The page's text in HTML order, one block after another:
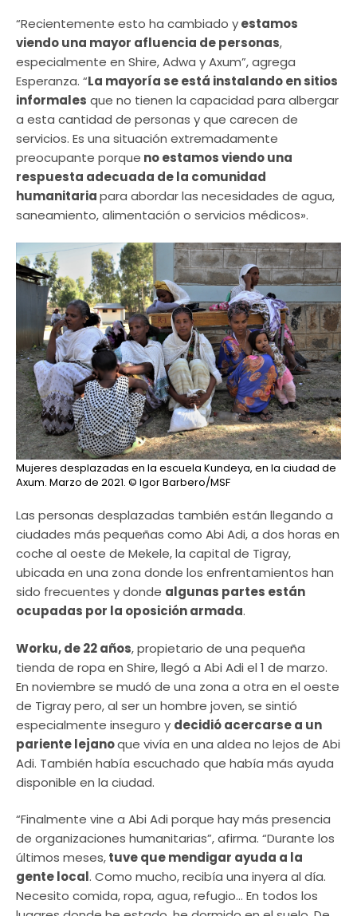
“Recientemente esto ha cambiado yestamos
viendo una mayor afluencia de personas,
especialmente en Shire, Adwa y Axum”, agrega
Esperanza. “La mayoría se está instalando en sitios
informales que no tienen la capacidad para albergar
a esta cantidad de personas y que carecen de
servicios. Es una situación extremadamente
preocupante porque no estamos viendo una
respuesta adecuada de la comunidad
humanitariapara abordar las necesidades de agua,
saneamiento, alimentación o servicios médicos».
Mujeres desplazadas en la escuela Kundeya, en la ciudad de
Axum. Marzo de 2021. © Igor Barbero/MSF
Las personas desplazadas también están llegando a
ciudades más pequeñas como Abi Adi, a dos horas en
coche al oeste de Mekele, la capital de Tigray,
ubicada en una zona donde los enfrentamientos han
sido frecuentes y donde algunas partes están
ocupadas por la oposición armada.
Worku, de 22 años, propietario de una pequeña
tienda de ropa en Shire, llegó a Abi Adi el 1 de marzo.
En noviembre se mudó de una zona a otra en el oeste
de Tigray pero, al ser un hombre joven, se sintió
especialmente inseguro y decidió acercarse a un
pariente lejanoque vivía en una aldea no lejos de Abi
Adi. También había escuchado que había más ayuda
disponible en la ciudad.
“Finalmente vine a Abi Adi porque hay más presencia
de organizaciones humanitarias”, afirma. “Durante los
últimos meses,tuve que mendigar ayuda a la
gente local. Como mucho, recibía una inyera al día.
Necesito comida, ropa, agua, refugio… En todos los